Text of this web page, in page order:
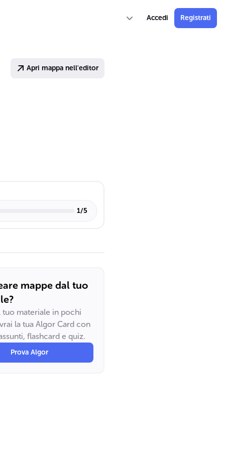
Accedi Registrati
Apri mappa nell'editor
1/5
mappe dal tuo
tuo materiale in pochi
la tua Algor Card con
flashcard e quiz.
Prova Algor